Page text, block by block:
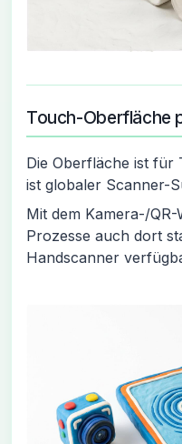
Touch-Oberfläche
Die Oberfläche ist für
ist globaler Scanner-
Mit dem Kamera-/
Prozesse auch dort
Handscanner